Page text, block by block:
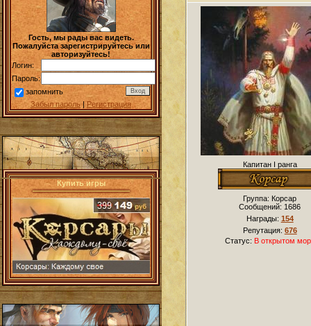
Гость, мы рады вас видеть.
Пожалуйста зарегистрируйтесь или
авторизуйтесь!
Логин:
Пароль:
запомнить
Забыл пароль|Регистрация
Купить игры
Капитан I ранга
Группа: Корсар
Сообщений: 1686
Награды: 154
Репутация: 676
Статус: В открытом